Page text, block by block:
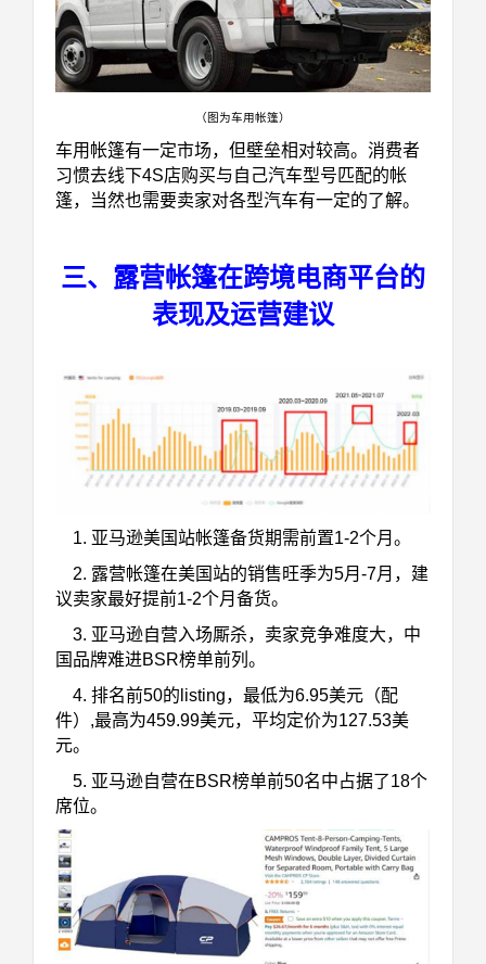
（图为车用帐篷）
车用帐篷有一定市场，但壁垒相对较高。消费者
习惯去线下4S店购买与自己汽车型号匹配的帐
篷，当然也需要卖家对各型汽车有一定的了解。
三、露营帐篷在跨境电商平台的
表现及运营建议
1. 亚马逊美国站帐篷备货期需前置1-2个月。
2. 露营帐篷在美国站的销售旺季为5月-7月，建
议卖家最好提前1-2个月备货。
3. 亚马逊自营入场厮杀，卖家竞争难度大，中
国品牌难进BSR榜单前列。
4. 排名前50的listing，最低为6.95美元（配
件）,最高为459.99美元，平均定价为127.53美
元。
5. 亚马逊自营在BSR榜单前50名中占据了18个
席位。